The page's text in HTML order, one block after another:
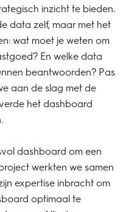
inzicht te bieden.
data zelf, maar met het
wat moet je weten om
En welke data
beantwoorden? Pas
aan de slag met de
het dashboard
dashboard om een
werkten we samen
expertise inbracht om
optimaal te